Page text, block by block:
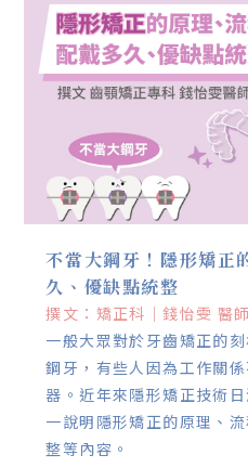
不當大鋼牙！隱形矯正
久、優缺點統整
撰文：矯正科｜錢怡雯 醫師
一般大眾對於牙齒矯正的
鋼牙，有些人因為工作關
器。近年來隱形矯正技術
一說明隱形矯正的原理、
整等內容。